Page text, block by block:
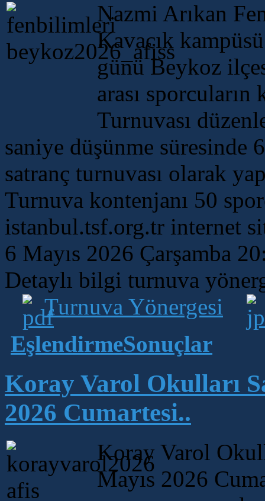
Nazmi Arıkan
Kavacık
günü Beykoz
arası sporcuların
Turnuvası
saniye düşünme süresinde
satranç turnuvası olarak
Turnuva kontenjanı 50
istanbul.tsf.org.tr internet
6 Mayıs 2026 Çarşamba
Detaylı bilgi turnuva
Turnuva Yönergesi
EşlendirmeSonuçlar
Koray Varol Okulları
2026 Cumartesi..
Koray Varol
Mayıs 2026